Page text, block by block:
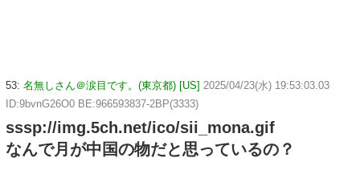
53: 名無しさん＠涙目です。(東京都) [US] 2025/04/23(水) 19:53:03.03
ID:9bvnG26O0 BE:966593837-2BP(3333)
sssp://img.5ch.net/ico/sii_mona.gif
なんで月が中国の物だと思っているの？